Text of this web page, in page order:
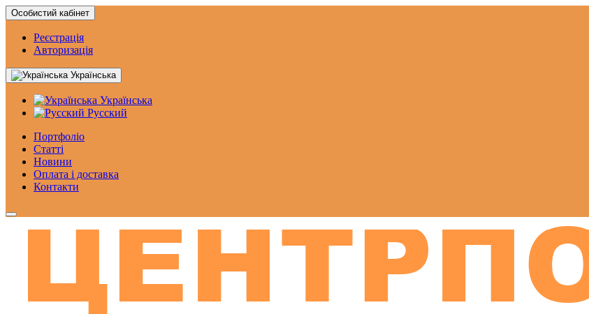
Особистий кабінет
Реєстрація
Авторизація
Українська
Українська
Русский
Портфоліо
Статтi
Новини
Оплата і доставка
Контакти